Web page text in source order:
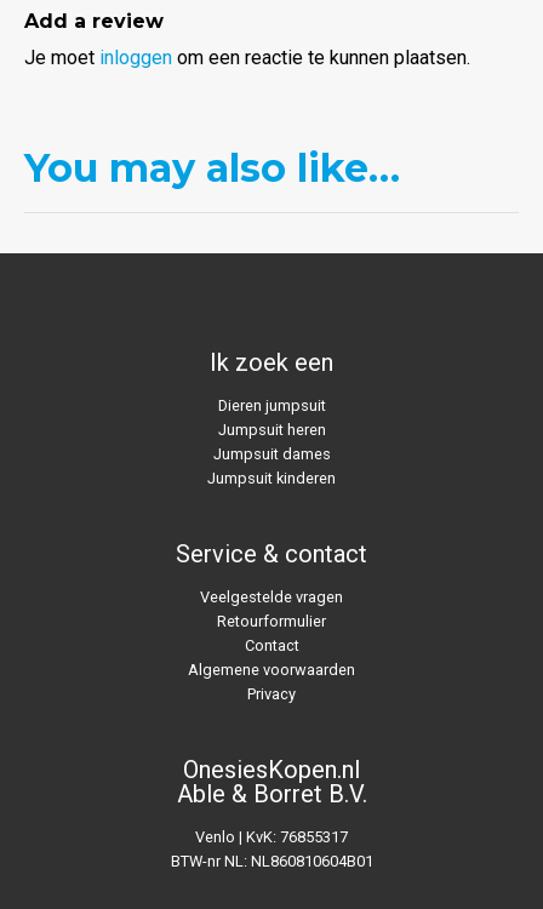
Add a review
Je moet inloggen om een reactie te kunnen plaatsen.
You may also like…
Ik zoek een
Dieren jumpsuit
Jumpsuit heren
Jumpsuit dames
Jumpsuit kinderen
Service & contact
Veelgestelde vragen
Retourformulier
Contact
Algemene voorwaarden
Privacy
OnesiesKopen.nl
Able & Borret B.V.
Venlo | KvK: 76855317
BTW-nr NL: NL860810604B01